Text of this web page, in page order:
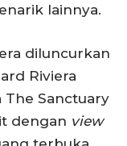
lainnya.
diluncurkan
Riviera
The Sanctuary
dengan view